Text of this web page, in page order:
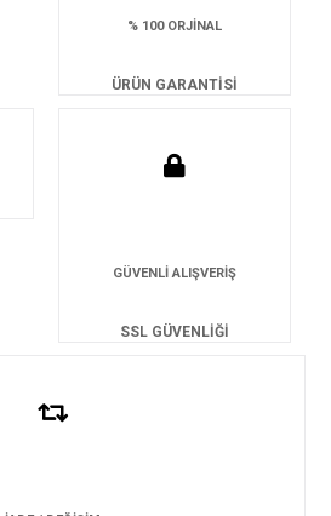
% 100 ORJİNAL
ÜRÜN GARANTİSİ
GÜVENLİ ALIŞVERİŞ
SSL GÜVENLİĞİ